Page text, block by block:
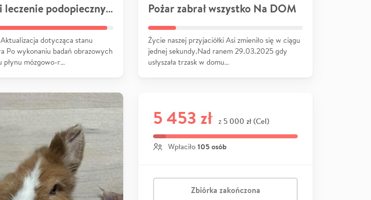
Badania i leczenie podopiecznych
dotycząca stanu
Po wykonaniu badań obrazowych
płynu mózgowo-r…
Pożar zabrał wszystko Na DOM
Życie naszej przyjaciółki Asi zmieniło się w ciągu
jednej sekundy.Nad ranem 29.03.2025 gdy
usłyszała trzask w domu…
5 453 zł z 5 000 zł (Cel)
Wpłaciło 105 osób
Zbiórka zakończona